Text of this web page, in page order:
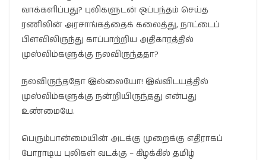
வாக்களிப்பது? புலிகளுடன் ஒப்பந்தம் செய்த
ரணிலின் அரசாங்கத்தைக் கலைத்து, நாட்டைப்
பிளவிலிருந்து காப்பாற்றிய அதிகாரத்தில்
முஸ்லிம்களுக்கு நலவிருந்ததா?
நலவிருந்ததோ இல்லையோ! இவ்விடயத்தில்
முஸ்லிம்களுக்கு நன்றியிருந்தது என்பது
உண்மையே.
பெரும்பான்மையின் அடக்கு முறைக்கு எதிராகப்
போராடிய புலிகள் வடக்கு – கிழக்கில் தமிழ்